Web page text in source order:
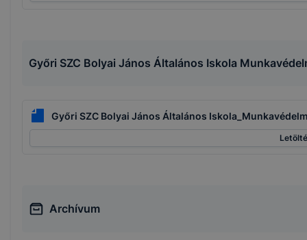
Győri SZC Bolyai János Általános Iskola
Győri SZC Bolyai János Általános
Archívum